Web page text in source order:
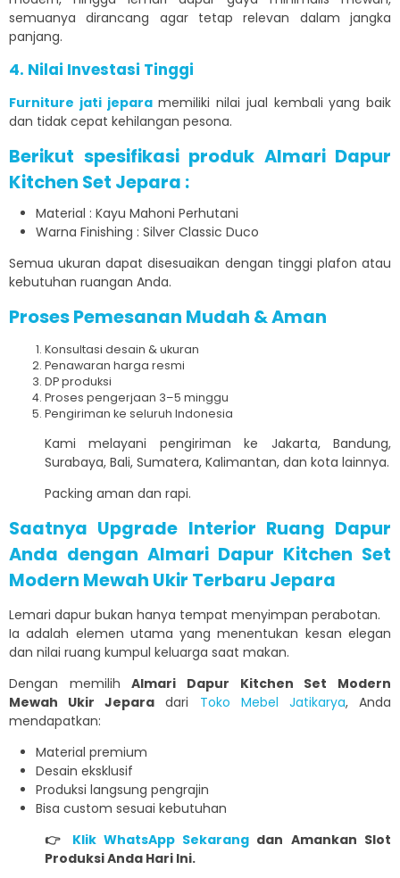
semuanya dirancang agar tetap relevan dalam jangka
panjang.
4. Nilai Investasi Tinggi
Furniture jati jeparamemiliki nilai jual kembali yang baik
dan tidak cepat kehilangan pesona.
Berikut spesifikasi produk Almari Dapur
Kitchen Set Jepara :
Material : Kayu Mahoni Perhutani
Warna Finishing : Silver Classic Duco
Semua ukuran dapat disesuaikan dengan tinggi plafon atau
kebutuhan ruangan Anda.
Proses Pemesanan Mudah & Aman
Konsultasi desain & ukuran
Penawaran harga resmi
DP produksi
Proses pengerjaan 3–5 minggu
Pengiriman ke seluruh Indonesia
Kami melayani pengiriman ke Jakarta, Bandung,
Surabaya, Bali, Sumatera, Kalimantan, dan kota lainnya.
Packing aman dan rapi.
Saatnya Upgrade Interior Ruang Dapur
Anda dengan Almari Dapur Kitchen Set
Modern Mewah Ukir Terbaru Jepara
Lemari dapur bukan hanya tempat menyimpan perabotan.
Ia adalah elemen utama yang menentukan kesan elegan
dan nilai ruang kumpul keluarga saat makan.
Dengan memilihAlmari Dapur Kitchen Set Modern
Mewah Ukir Jepara dari Toko Mebel Jatikarya, Anda
mendapatkan:
Material premium
Desain eksklusif
Produksi langsung pengrajin
Bisa custom sesuai kebutuhan
👉 Klik WhatsApp Sekarang dan Amankan Slot
Produksi Anda Hari Ini.